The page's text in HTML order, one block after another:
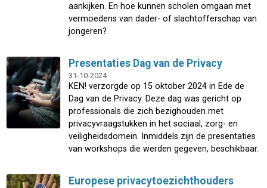
aankijken. En hoe kunnen scholen omgaan met
vermoedens van dader- of slachtofferschap van
jongeren?
Presentaties Dag van de Privacy
31-10-2024
KEN! verzorgde op 15 oktober 2024 in Ede de
Dag van de Privacy. Deze dag was gericht op
professionals die zich bezighouden met
privacyvraagstukken in het sociaal, zorg- en
veiligheidsdomein. Inmiddels zijn de presentaties
van workshops die werden gegeven, beschikbaar.
Europese privacytoezichthouders